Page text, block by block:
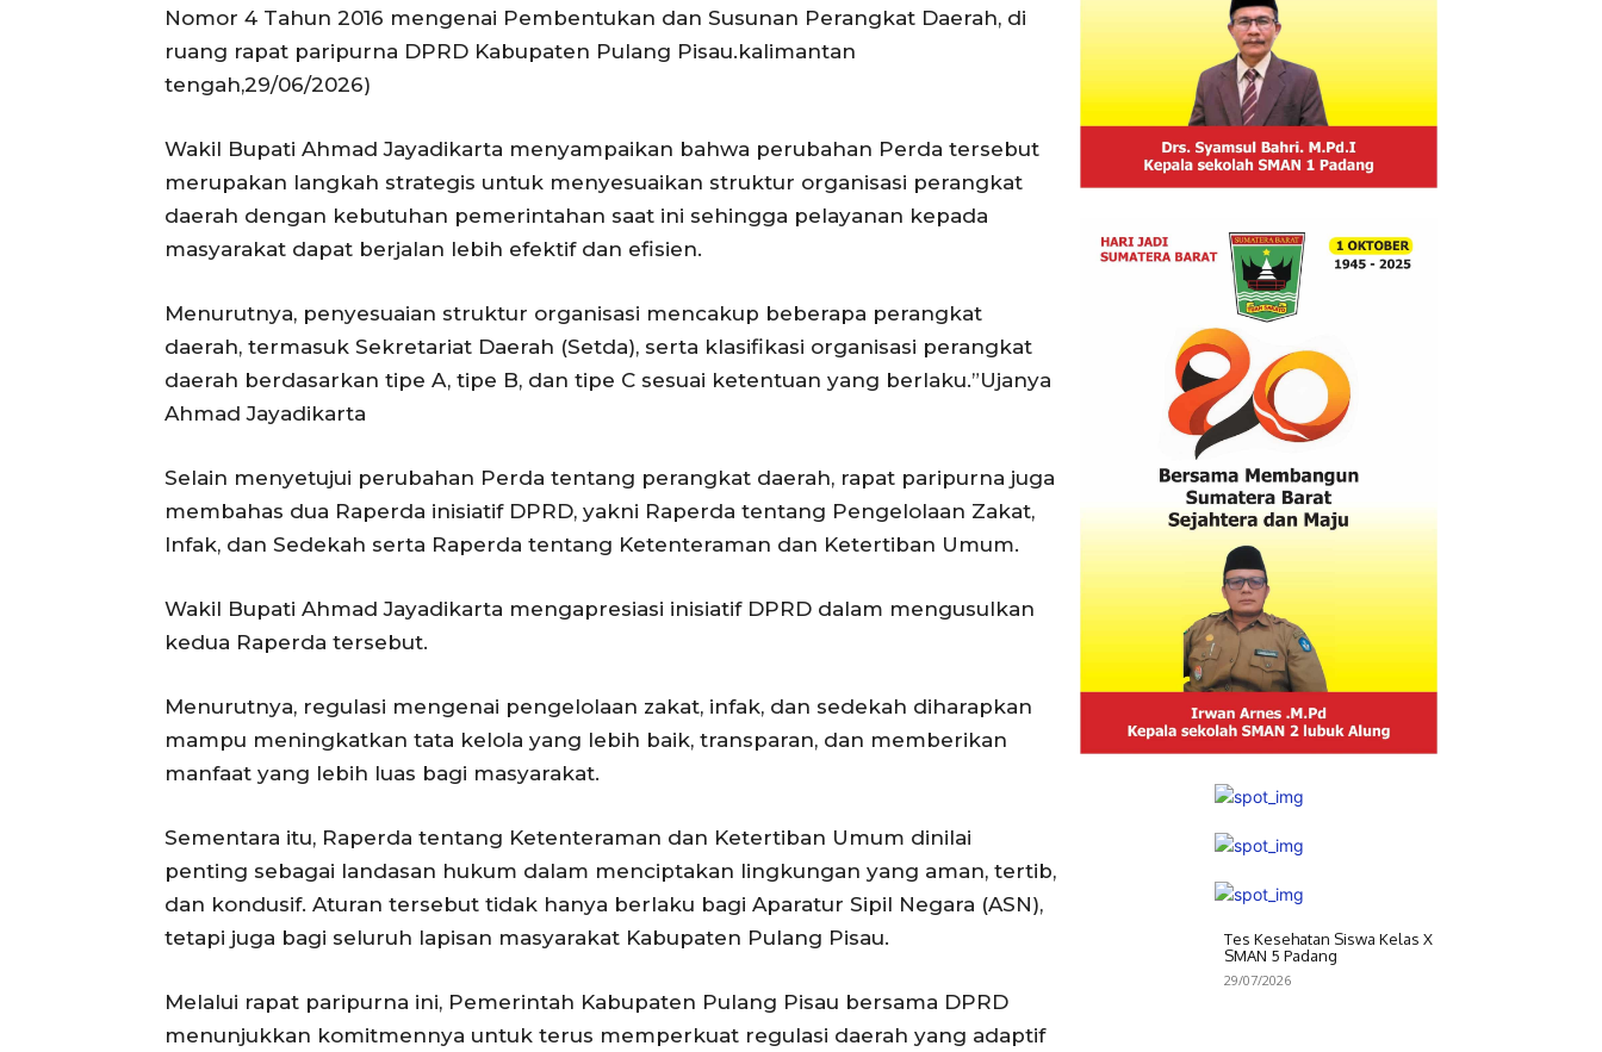
Nomor 4 Tahun 2016 mengenai Pembentukan dan Susunan Perangkat Daerah, di
ruang rapat paripurna DPRD Kabupaten Pulang Pisau.kalimantan
tengah,29/06/2026)
Wakil Bupati Ahmad Jayadikarta menyampaikan bahwa perubahan Perda tersebut
merupakan langkah strategis untuk menyesuaikan struktur organisasi perangkat
daerah dengan kebutuhan pemerintahan saat ini sehingga pelayanan kepada
masyarakat dapat berjalan lebih efektif dan efisien.
Menurutnya, penyesuaian struktur organisasi mencakup beberapa perangkat
daerah, termasuk Sekretariat Daerah (Setda), serta klasifikasi organisasi perangkat
daerah berdasarkan tipe A, tipe B, dan tipe C sesuai ketentuan yang berlaku.”Ujanya
Ahmad Jayadikarta
Selain menyetujui perubahan Perda tentang perangkat daerah, rapat paripurna juga
membahas dua Raperda inisiatif DPRD, yakni Raperda tentang Pengelolaan Zakat,
Infak, dan Sedekah serta Raperda tentang Ketenteraman dan Ketertiban Umum.
Wakil Bupati Ahmad Jayadikarta mengapresiasi inisiatif DPRD dalam mengusulkan
kedua Raperda tersebut.
Menurutnya, regulasi mengenai pengelolaan zakat, infak, dan sedekah diharapkan
mampu meningkatkan tata kelola yang lebih baik, transparan, dan memberikan
manfaat yang lebih luas bagi masyarakat.
Sementara itu, Raperda tentang Ketenteraman dan Ketertiban Umum dinilai
penting sebagai landasan hukum dalam menciptakan lingkungan yang aman, tertib,
dan kondusif. Aturan tersebut tidak hanya berlaku bagi Aparatur Sipil Negara (ASN),
tetapi juga bagi seluruh lapisan masyarakat Kabupaten Pulang Pisau.
Melalui rapat paripurna ini, Pemerintah Kabupaten Pulang Pisau bersama DPRD
menunjukkan komitmennya untuk terus memperkuat regulasi daerah yang adaptif
Tes Kesehatan Siswa Kelas X
SMAN 5 Padang
29/07/2026